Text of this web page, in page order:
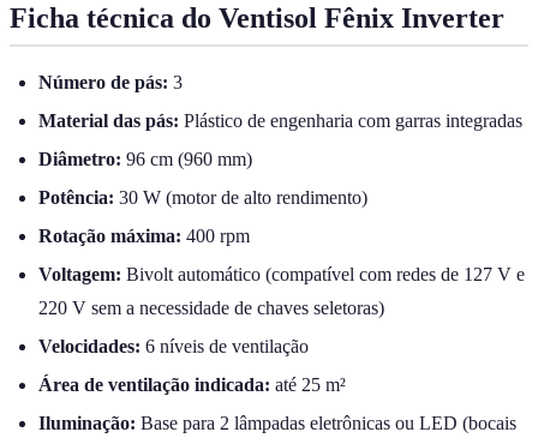
Ficha técnica do Ventisol Fênix Inverter
Número de pás: 3
Material das pás: Plástico de engenharia com garras integradas
Diâmetro: 96 cm (960 mm)
Potência: 30 W (motor de alto rendimento)
Rotação máxima: 400 rpm
Voltagem: Bivolt automático (compatível com redes de 127 V e
220 V sem a necessidade de chaves seletoras)
Velocidades: 6 níveis de ventilação
Área de ventilação indicada: até 25 m²
Iluminação: Base para 2 lâmpadas eletrônicas ou LED (bocais